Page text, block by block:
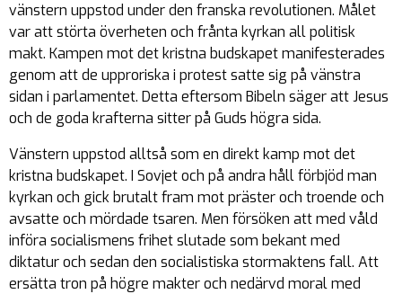
vänstern uppstod under den franska revolutionen. Målet
var att störta överheten och frånta kyrkan all politisk
makt. Kampen mot det kristna budskapet manifesterades
genom att de upproriska i protest satte sig på vänstra
sidan i parlamentet. Detta eftersom Bibeln säger att Jesus
och de goda krafterna sitter på Guds högra sida.
Vänstern uppstod alltså som en direkt kamp mot det
kristna budskapet. I Sovjet och på andra håll förbjöd man
kyrkan och gick brutalt fram mot präster och troende och
avsatte och mördade tsaren. Men försöken att med våld
införa socialismens frihet slutade som bekant med
diktatur och sedan den socialistiska stormaktens fall. Att
ersätta tron på högre makter och nedärvd moral med